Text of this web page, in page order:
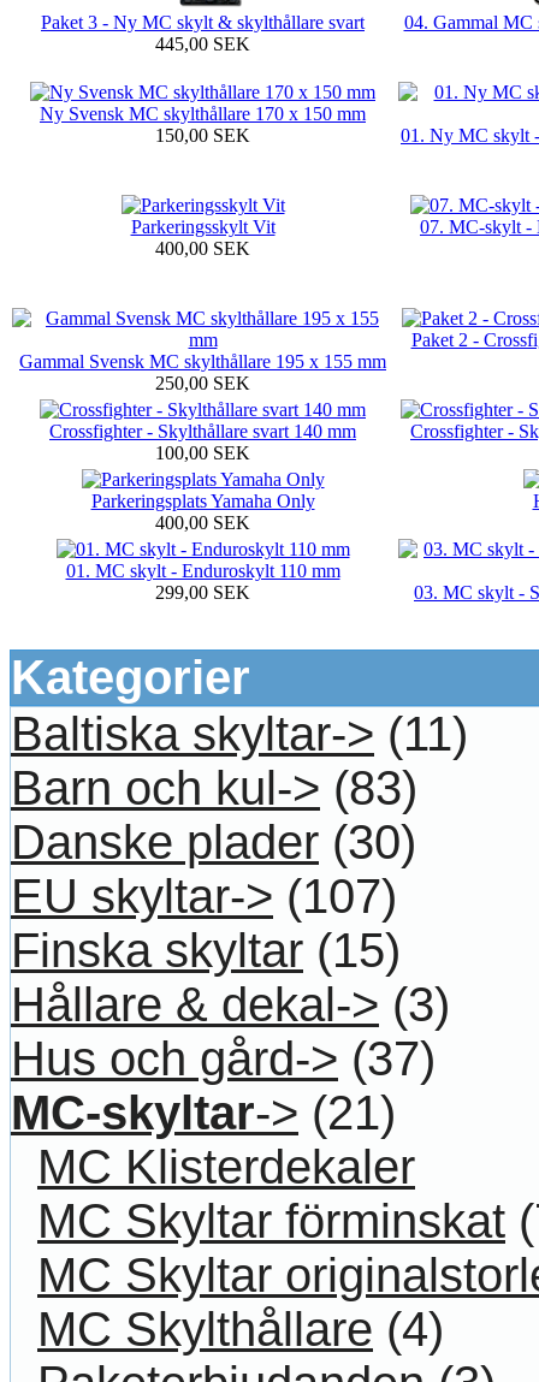
Paket 3 - Ny MC skylt & skylthållare svart
445,00 SEK
04. Gammal MC
Ny Svensk MC skylthållare 170 x 150 mm
150,00 SEK
01. Ny MC skylt
Parkeringsskylt Vit
400,00 SEK
07. MC-skylt -
Gammal Svensk MC skylthållare 195 x 155 mm
250,00 SEK
Paket 2 -
Crossfighter - Skylthållare svart 140 mm
100,00 SEK
Crossfighter -
Parkeringsplats Yamaha Only
400,00 SEK
01. MC skylt - Enduroskylt 110 mm
299,00 SEK
03. MC skylt -
Kategorier
Baltiska skyltar-> (11)
Barn och kul-> (83)
Danske plader (30)
EU skyltar-> (107)
Finska skyltar (15)
Hållare & dekal-> (3)
Hus och gård-> (37)
MC-skyltar-> (21)
MC Klisterdekaler
MC Skyltar förminskat
MC Skyltar
MC Skylthållare (4)